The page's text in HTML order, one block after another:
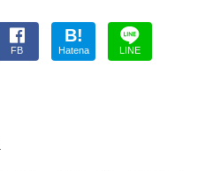
FB
B!
Hatena LINE